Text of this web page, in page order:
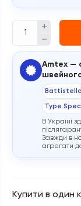
Amtex —
Battistella
Type
В Україні
Завжди в
агрегати
Купити в один